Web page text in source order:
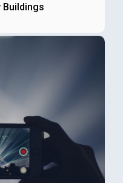
Buildings